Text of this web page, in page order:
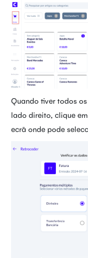
Quando tiver todos
lado direito, clique
ecrã onde pode